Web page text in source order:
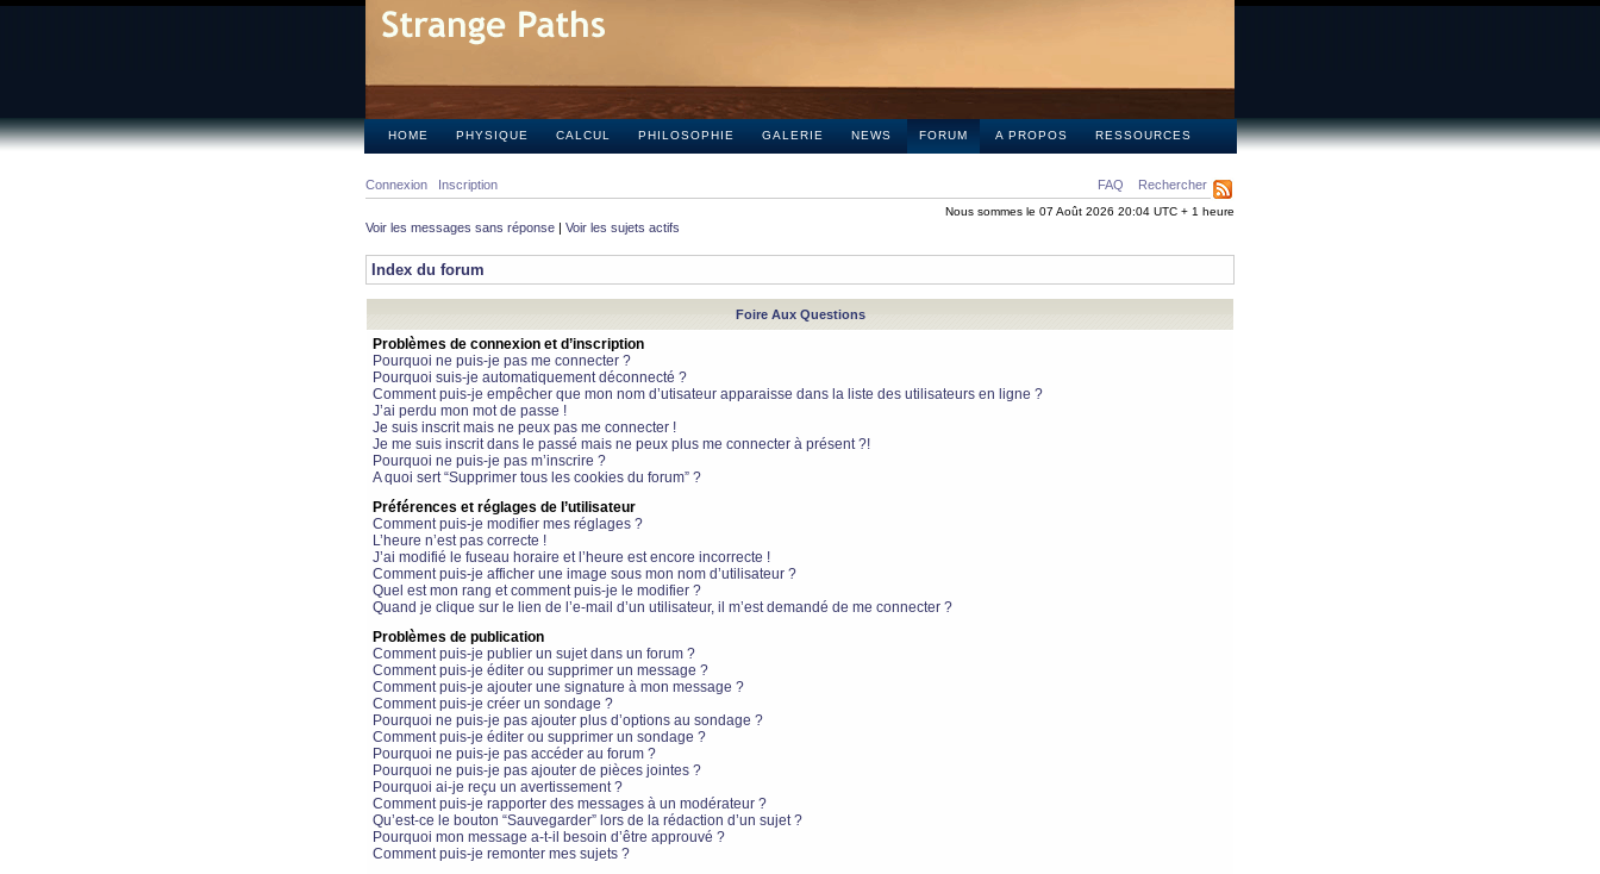
HOME PHYSIQUE CALCUL PHILOSOPHIE GALERIE NEWS FORUM A PROPOS RESSOURCES
FAQ Rechercher
Connexion Inscription
Nous sommes le 07 Août 2026 20:04 UTC + 1 heure
Voir les messages sans réponse | Voir les sujets actifs
Index du forum
Foire Aux Questions
Problèmes de connexion et d’inscription
Pourquoi ne puis-je pas me connecter ?
Pourquoi suis-je automatiquement déconnecté ?
Comment puis-je empêcher que mon nom d’utisateur apparaisse dans la liste des utilisateurs en ligne ?
J’ai perdu mon mot de passe !
Je suis inscrit mais ne peux pas me connecter !
Je me suis inscrit dans le passé mais ne peux plus me connecter à présent ?!
Pourquoi ne puis-je pas m’inscrire ?
A quoi sert “Supprimer tous les cookies du forum” ?
Préférences et réglages de l’utilisateur
Comment puis-je modifier mes réglages ?
L’heure n’est pas correcte !
J’ai modifié le fuseau horaire et l’heure est encore incorrecte !
Comment puis-je afficher une image sous mon nom d’utilisateur ?
Quel est mon rang et comment puis-je le modifier ?
Quand je clique sur le lien de l’e-mail d’un utilisateur, il m’est demandé de me connecter ?
Problèmes de publication
Comment puis-je publier un sujet dans un forum ?
Comment puis-je éditer ou supprimer un message ?
Comment puis-je ajouter une signature à mon message ?
Comment puis-je créer un sondage ?
Pourquoi ne puis-je pas ajouter plus d’options au sondage ?
Comment puis-je éditer ou supprimer un sondage ?
Pourquoi ne puis-je pas accéder au forum ?
Pourquoi ne puis-je pas ajouter de pièces jointes ?
Pourquoi ai-je reçu un avertissement ?
Comment puis-je rapporter des messages à un modérateur ?
Qu’est-ce le bouton “Sauvegarder” lors de la rédaction d’un sujet ?
Pourquoi mon message a-t-il besoin d’être approuvé ?
Comment puis-je remonter mes sujets ?